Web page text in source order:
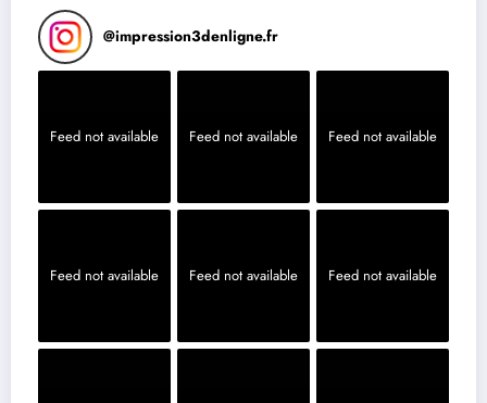
@impression3denligne.fr
Feed not available Feed not available Feed not available
Feed not available Feed not available Feed not available